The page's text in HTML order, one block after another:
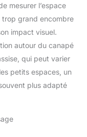
mesurer l’espace
trop grand encombre
impact visuel.
autour du canapé
qui peut varier
petits espaces, un
plus adapté